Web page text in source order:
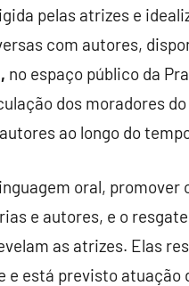
pelas atrizes e
com autores,
no espaço público da
dos moradores
ao longo do
oral, promover
e autores, e o
as atrizes. Elas
e está previsto atuação